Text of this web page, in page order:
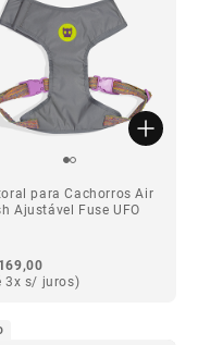
para Cachorros Air
Ajustável Fuse UFO
3x s/ juros)